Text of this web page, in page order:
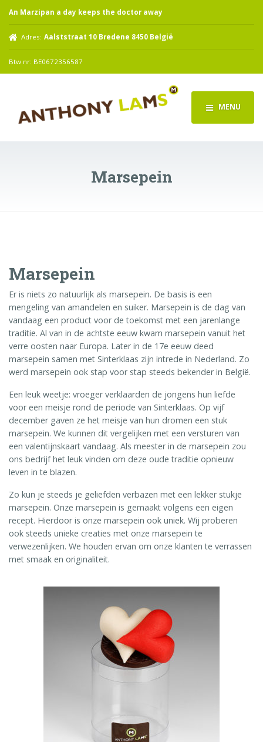
An Marzipan a day keeps the doctor away
Adres: Aalststraat 10 Bredene 8450 België
Btw nr: BE0672356587
MENU
Marsepein
Marsepein
Er is niets zo natuurlijk als marsepein. De basis is een
mengeling van amandelen en suiker. Marsepein is de dag van
vandaag een product voor de toekomst met een jarenlange
traditie. Al van in de achtste eeuw kwam marsepein vanuit het
verre oosten naar Europa. Later in de 17e eeuw deed
marsepein samen met Sinterklaas zijn intrede in Nederland. Zo
werd marsepein ook stap voor stap steeds bekender in België.
Een leuk weetje: vroeger verklaarden de jongens hun liefde
voor een meisje rond de periode van Sinterklaas. Op vijf
december gaven ze het meisje van hun dromen een stuk
marsepein. We kunnen dit vergelijken met een versturen van
een valentijnskaart vandaag. Als meester in de marsepein zou
ons bedrijf het leuk vinden om deze oude traditie opnieuw
leven in te blazen.
Zo kun je steeds je geliefden verbazen met een lekker stukje
marsepein. Onze marsepein is gemaakt volgens een eigen
recept. Hierdoor is onze marsepein ook uniek. Wij proberen
ook steeds unieke creaties met onze marsepein te
verwezenlijken. We houden ervan om onze klanten te verrassen
met smaak en originaliteit.